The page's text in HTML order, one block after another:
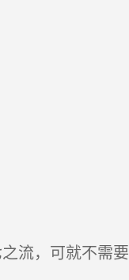
流，可就不需要